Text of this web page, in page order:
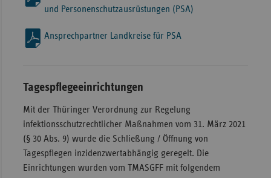
und Personenschutzausrüstungen (PSA)
Ansprechpartner Landkreise für PSA
Tagespflegeeinrichtungen
Mit der Thüringer Verordnung zur Regelung
infektionsschutzrechtlicher Maßnahmen vom 31. März 2021
(§ 30 Abs. 9) wurde die Schließung / Öffnung von
Tagespflegen inzidenzwertabhängig geregelt. Die
Einrichtungen wurden vom TMASGFF mit folgendem